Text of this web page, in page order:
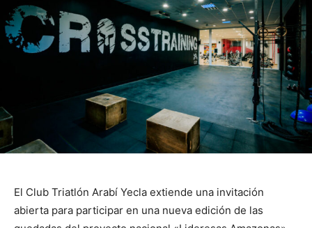
El Club Triatlón Arabí Yecla extiende una invitación
abierta para participar en una nueva edición de las